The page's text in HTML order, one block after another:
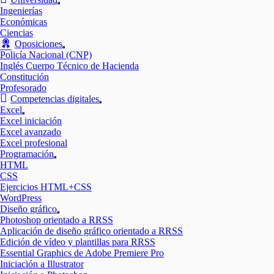
Mostrar
Ingenierías
Económicas
Ciencias
Oposiciones
Mostrar
el
submenú
Policía Nacional (CNP)
Inglés Cuerpo Técnico de Hacienda
Constitución
Profesorado
Competencias digitales
Mostrar
Excel
Mostrar
el
submenú
Excel iniciación
Excel avanzado
Excel profesional
Programación
Mostrar
HTML
CSS
Ejercicios HTML+CSS
WordPress
Diseño gráfico
Mostrar
el
submenú
Photoshop orientado a RRSS
Aplicación de diseño gráfico orientado a RRSS
Edición de vídeo y plantillas para RRSS
Essential Graphics de Adobe Premiere Pro
Iniciación a Illustrator